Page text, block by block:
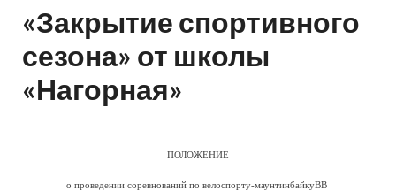
«Закрытие спортивного
сезона» от школы
«Нагорная»
ПОЛОЖЕНИЕ
о проведении соревнований по велоспорту-маунтинбайкуВВ